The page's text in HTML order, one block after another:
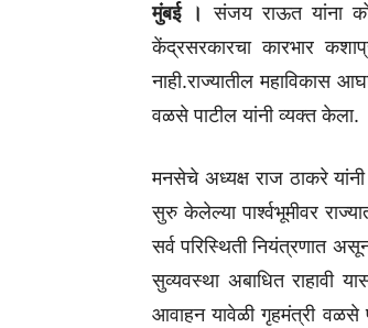
मुंबई । संजय राऊत यांना
केंद्रसरकारचा कारभार
नाही.राज्यातील महाविकास
वळसे पाटील यांनी व्यक्त केला.
मनसेचे अध्यक्ष राज ठाकरे
सुरु केलेल्या पार्श्वभूमीवर
सर्व परिस्थिती नियंत्रणात
सुव्यवस्था अबाधित राहावी
आवाहन यावेळी गृहमंत्री वळसे